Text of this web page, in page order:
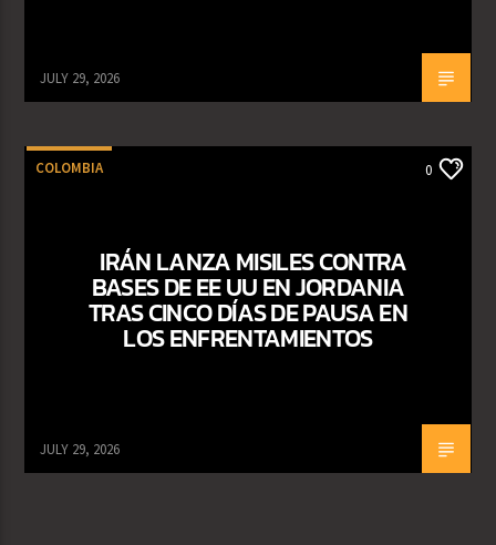
JULY 29, 2026
COLOMBIA 0
IRÁN LANZA MISILES CONTRA
BASES DE EE UU EN JORDANIA
TRAS CINCO DÍAS DE PAUSA EN
LOS ENFRENTAMIENTOS
JULY 29, 2026